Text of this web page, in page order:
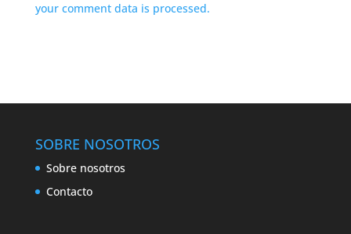
your comment data is processed.
SOBRE NOSOTROS
Sobre nosotros
Contacto